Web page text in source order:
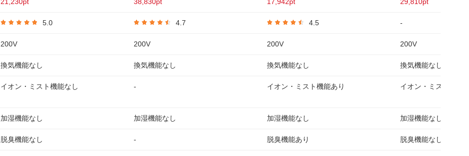
5.0
200V
換気機能なし
イオン・ミスト機能なし
加湿機能なし
脱臭機能なし
4.7
200V
換気機能なし
-
加湿機能なし
-
4.5
200V
換気機能なし
イオン・ミスト機能あり
加湿機能なし
脱臭機能あり
-
200V
換気機能なし
イオン・ミスト機能
加湿機能なし
脱臭機能なし